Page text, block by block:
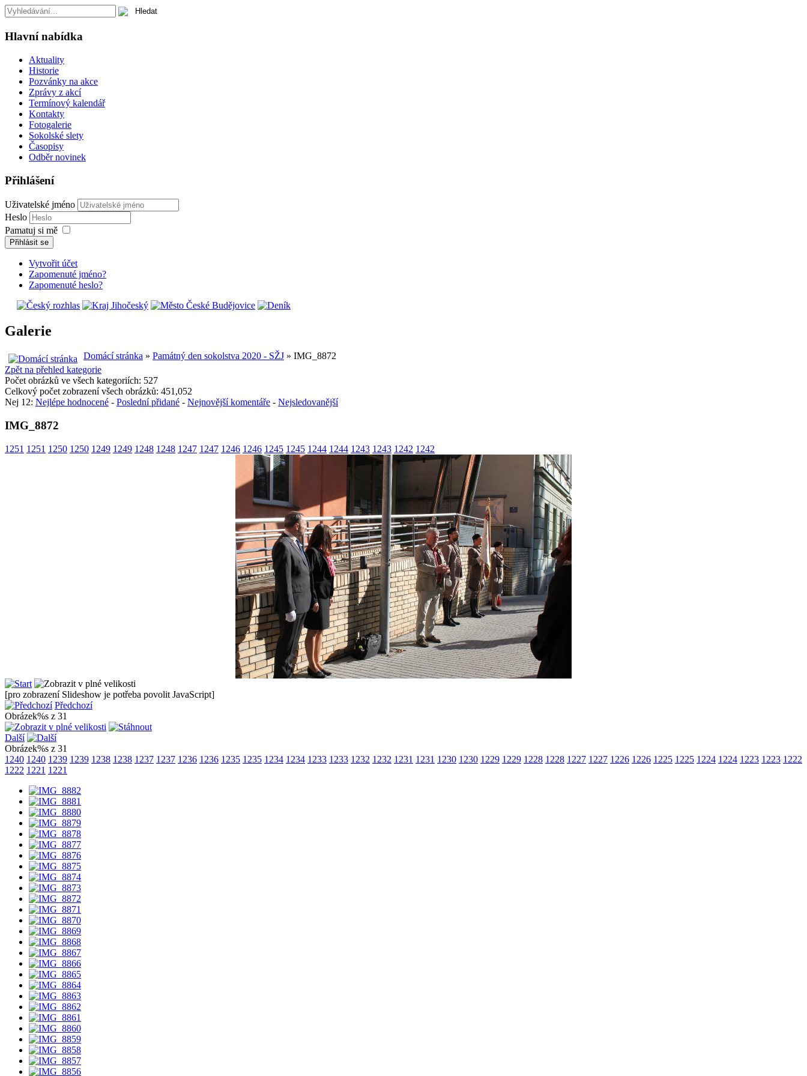
Hlavní nabídka
Aktuality
Historie
Pozvánky na akce
Zprávy z akcí
Termínový kalendář
Kontakty
Fotogalerie
Sokolské slety
Časopisy
Odběr novinek
Přihlášení
Uživatelské jméno
Heslo
Pamatuj si mě
Přihlásit se
Vytvořit účet
Zapomenuté jméno?
Zapomenuté heslo?
Galerie
Domácí stránka » Památný den sokolstva 2020 - SŽJ » IMG_8872
Zpět na přehled kategorie
Počet obrázků ve všech kategoriích: 527
Celkový počet zobrazení všech obrázků: 451,052
Nej 12: Nejlépe hodnocené - Poslední přidané - Nejnovější komentáře - Nejsledovanější
IMG_8872
1251 1251 1250 1250 1249 1249 1248 1248 1247 1247 1246 1246 1245 1245 1244 1244 1243 1243 1242 1242
[pro zobrazení Slideshow je potřeba povolit JavaScript]
Předchozí
Obrázek%s z 31
Další
Obrázek%s z 31
1240 1240 1239 1239 1238 1238 1237 1237 1236 1236 1235 1235 1234 1234 1233 1233 1232 1232 1231 1231 1230 1230 1229 1229 1228 1228 1227 1227 1226 1226 1225 1225 1224 1224 1223 1223 1222
1222 1221 1221